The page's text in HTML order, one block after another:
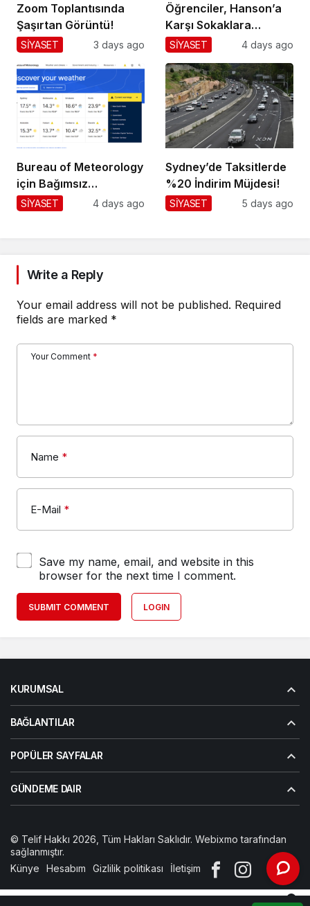
Zoom Toplantısında
Şaşırtan Görüntü!
SİYASET 3 days ago
Öğrenciler, Hanson’a
Karşı Sokaklara
Dökülüyor!
SİYASET 4 days ago
Bureau of Meteorology
için Bağımsız
Değerlendirme!
SİYASET 4 days ago
Sydney’de Taksitlerde
%20 İndirim Müjdesi!
SİYASET 5 days ago
Write a Reply
Your email address will not be published. Required
fields are marked *
Your Comment *
Name *
E-Mail *
Save my name, email, and website in this
browser for the next time I comment.
SUBMIT COMMENT LOGIN
KURUMSAL
BAĞLANTILAR
POPÜLER SAYFALAR
GÜNDEME DAIR
© Telif Hakkı 2026, Tüm Hakları Saklıdır. Webixmo tarafından
sağlanmıştır.
Künye
Hesabım Gizlilik politikası İletişim